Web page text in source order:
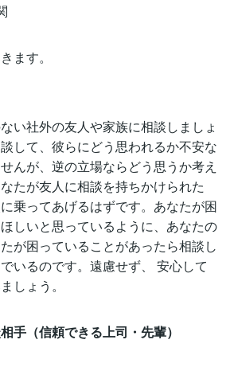
ます。
い社外の友人や家族に相談しましょ
して、彼らにどう思われるか不安な
んが、逆の立場ならどう思うか考え
たが友人に相談を持ちかけられた
乗ってあげるはずです。あなたが困
しいと思っているように、あなたの
が困っていることがあったら相談し
いるのです。遠慮せず、 安心して
しょう。
手（信頼できる上司・先輩）